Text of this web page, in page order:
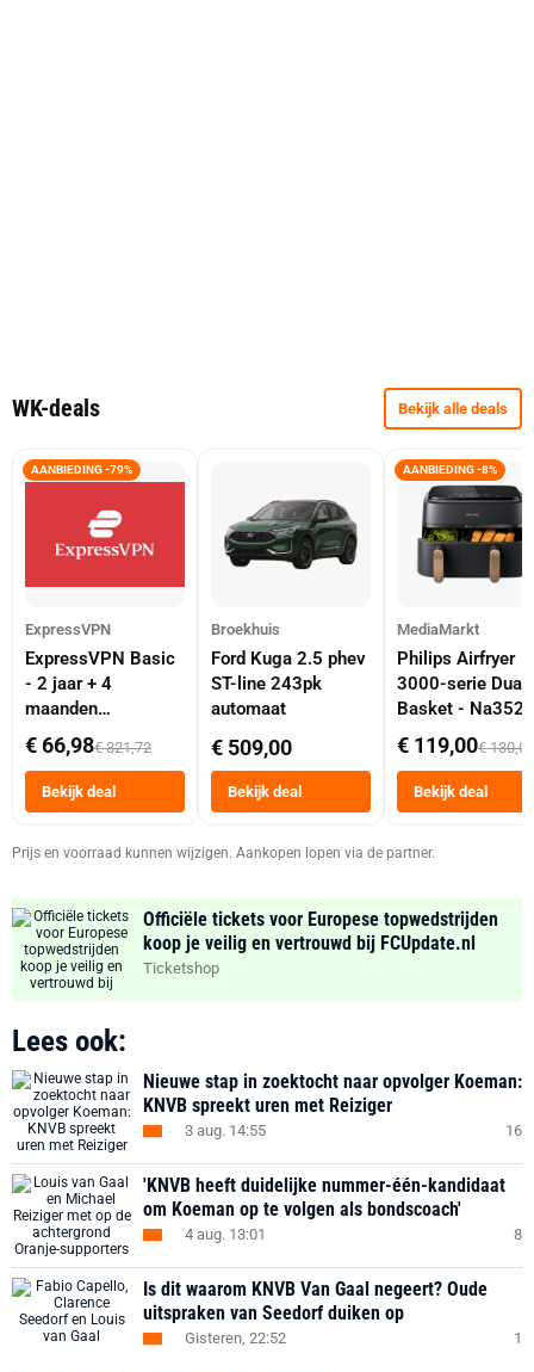
WK-deals Bekijk alle deals
AANBIEDING -79%
ExpressVPN
ExpressVPN Basic
- 2 jaar + 4
maanden
abonnement
€ 66,98€ 321,72
Bekijk deal
Broekhuis
Ford Kuga 2.5 phev
ST-line 243pk
automaat
€ 509,00
Bekijk deal
AANBIEDING -8%
MediaMarkt
Philips Airfryer
3000-serie Dual
Basket -
Dubbele Mand 9
Tot 6 Personen
Heteluchtfriteuse
Zwart
€ 119,00€ 130,00
Bekijk deal
Prijs en voorraad kunnen wijzigen. Aankopen lopen via de partner.
Officiële tickets voor Europese topwedstrijden
koop je veilig en vertrouwd bij FCUpdate.nl
Ticketshop
Lees ook:
Nieuwe stap in zoektocht naar opvolger Koeman:
KNVB spreekt uren met Reiziger
3 aug. 14:55 16
'KNVB heeft duidelijke nummer-één-kandidaat
om Koeman op te volgen als bondscoach'
4 aug. 13:01 8
Is dit waarom KNVB Van Gaal negeert? Oude
uitspraken van Seedorf duiken op
Gisteren, 22:52 1